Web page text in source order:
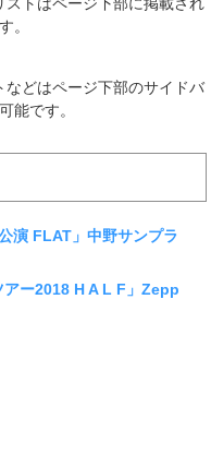
。
どはページ下部のサイドバ
能です。
演 FLAT」中野サンプラ
ー2018 H A L F」Zepp